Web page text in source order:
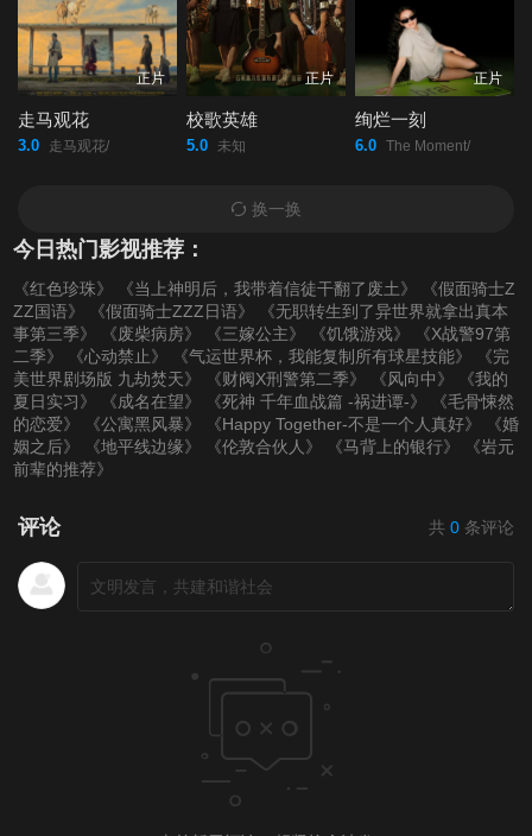
正片
走马观花
3.0 走马观花/
正片
校歌英雄
5.0 未知
正片
绚烂一刻
6.0 The Moment/
换一换
今日热门影视推荐：
《红色珍珠》 《当上神明后，我带着信徒干翻了废土》
《假面骑士Z
ZZ国语》
《假面骑士ZZZ日语》
《无职转生到了异世界就拿出真本
事第三季》
《废柴病房》 《三嫁公主》 《饥饿游戏》
《X战警97第
二季》
《心动禁止》 《气运世界杯，我能复制所有球星技能》
《完
美世界剧场版 九劫焚天》
《财阀X刑警第二季》 《风向中》
《我的
夏日实习》
《成名在望》 《死神 千年血战篇 -祸进谭-》
《毛骨悚然
的恋爱》
《公寓黑风暴》 《Happy Together-不是一个人真好》
《婚
姻之后》
《地平线边缘》 《伦敦合伙人》 《马背上的银行》
《岩元
前辈的推荐》
评论 共 0 条评论